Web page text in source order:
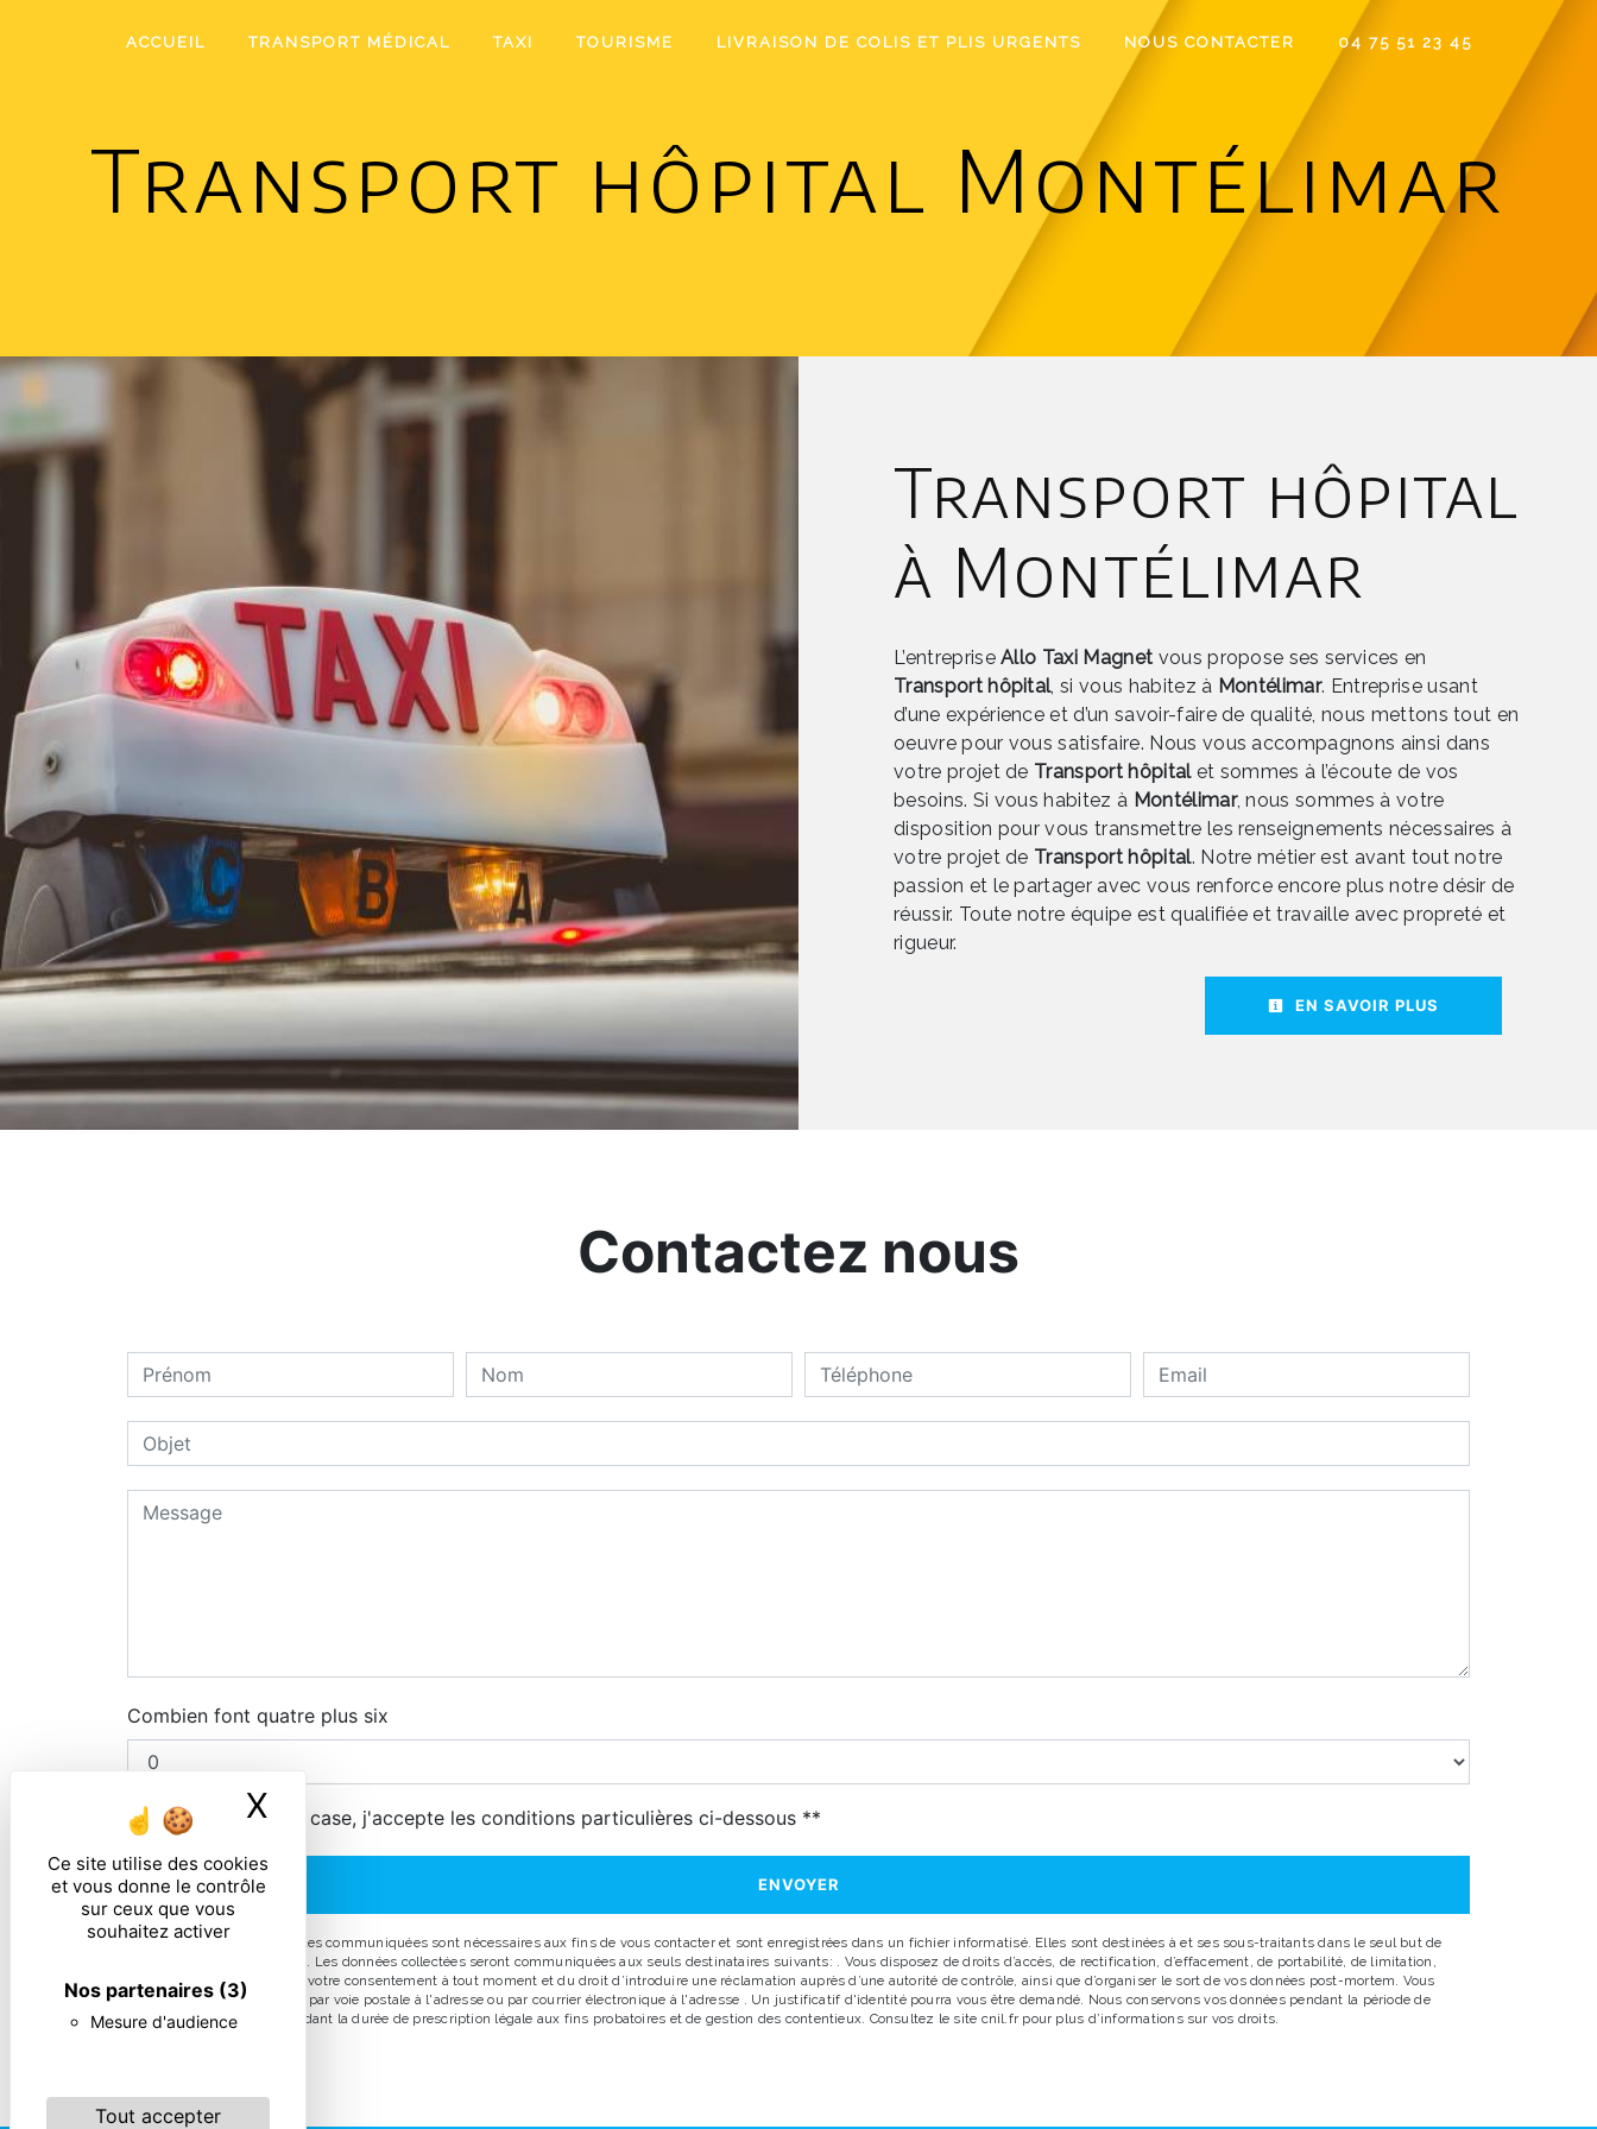
Ce site utilise des cookies
et vous donne le contrôle
sur ceux que vous
souhaitez activer
Nos partenaires (3)
Mesure d'audience
Tout accepter
X Masquer le bandeau des cookies
ACCUEIL TRANSPORT MÉDICAL TAXI TOURISME LIVRAISON DE COLIS ET PLIS URGENTS NOUS CONTACTER 04 75 51 23 45
Transport hôpital Montélimar
Transport hôpital
à Montélimar
L’entrepriseAllo Taxi Magnet vous propose ses services en
Transport hôpital, si vous habitez à Montélimar. Entreprise usant
d’une expérience et d’un savoir-faire de qualité, nous mettons tout en
oeuvre pour vous satisfaire. Nous vous accompagnons ainsi dans
votre projet de Transport hôpitalet sommes à l’écoute de vos
besoins. Si vous habitez à Montélimar, nous sommes à votre
disposition pour vous transmettre les renseignements nécessaires à
votre projet de Transport hôpital. Notre métier est avant tout notre
passion et le partager avec vous renforce encore plus notre désir de
réussir. Toute notre équipe est qualifiée et travaille avec propreté et
rigueur.
EN SAVOIR PLUS
Contactez nous
Combien font quatre plus six
En cochant cette case, j'accepte les conditions particulières ci-dessous **
ENVOYER
** Les données personnelles communiquées sont nécessaires aux fins de vous contacter et sont enregistrées dans un fichier informatisé. Elles sont destinées à et ses sous-traitants dans le seul but de
répondre à votre message. Les données collectées seront communiquées aux seuls destinataires suivants: . Vous disposez de droits d’accès, de rectification, d’effacement, de portabilité, de limitation,
d’opposition, de retrait de votre consentement à tout moment et du droit d’introduire une réclamation auprès d’une autorité de contrôle, ainsi que d’organiser le sort de vos données post-mortem. Vous
pouvez exercer ces droits par voie postale à l'adresse ou par courrier électronique à l'adresse . Un justificatif d'identité pourra vous être demandé. Nous conservons vos données pendant la période de
prise de contact puis pendant la durée de prescription légale aux fins probatoires et de gestion des contentieux. Consultez le site cnil.fr pour plus d’informations sur vos droits.